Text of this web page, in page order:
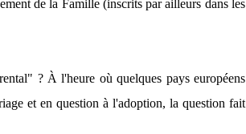
de la Famille (inscrits par ailleurs dans les
? À l'heure où quelques pays européens
et en question à l'adoption, la question fait